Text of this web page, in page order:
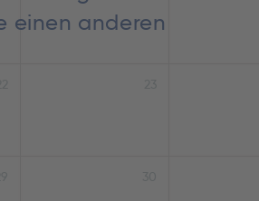
einen anderen